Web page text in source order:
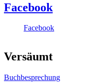
Facebook
Facebook
Versäumt
Buchbesprechung